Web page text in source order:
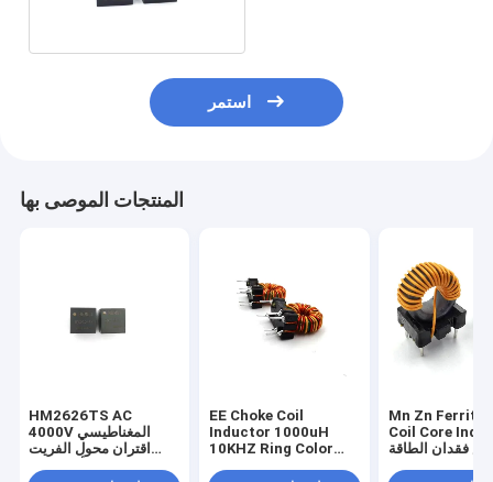
استمر
المنتجات الموصى بها
HM2626TS AC
4000V المغناطيسي
اقتران محول الفريت
EE Choke Coil
Inductor 1000uH
10KHZ Ring Color
Mn Zn Ferrite
Coil Core
فقدان الطاقة